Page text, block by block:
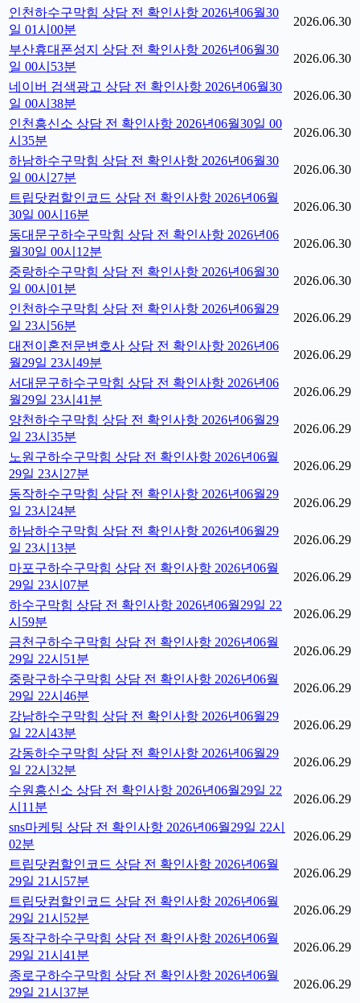
인천하수구막힘 상담 전 확인사항 2026년06월30
일 01시00분
2026.06.30
부산휴대폰성지 상담 전 확인사항 2026년06월30
일 00시53분
2026.06.30
네이버 검색광고 상담 전 확인사항 2026년06월30
일 00시38분
2026.06.30
인천흥신소 상담 전 확인사항 2026년06월30일 00
시35분
2026.06.30
하남하수구막힘 상담 전 확인사항 2026년06월30
일 00시27분
2026.06.30
트립닷컴할인코드 상담 전 확인사항 2026년06월
30일 00시16분
2026.06.30
동대문구하수구막힘 상담 전 확인사항 2026년06
월30일 00시12분
2026.06.30
중랑하수구막힘 상담 전 확인사항 2026년06월30
일 00시01분
2026.06.30
인천하수구막힘 상담 전 확인사항 2026년06월29
일 23시56분
2026.06.29
대전이혼전문변호사 상담 전 확인사항 2026년06
월29일 23시49분
2026.06.29
서대문구하수구막힘 상담 전 확인사항 2026년06
월29일 23시41분
2026.06.29
양천하수구막힘 상담 전 확인사항 2026년06월29
일 23시35분
2026.06.29
노원구하수구막힘 상담 전 확인사항 2026년06월
29일 23시27분
2026.06.29
동작하수구막힘 상담 전 확인사항 2026년06월29
일 23시24분
2026.06.29
하남하수구막힘 상담 전 확인사항 2026년06월29
일 23시13분
2026.06.29
마포구하수구막힘 상담 전 확인사항 2026년06월
29일 23시07분
2026.06.29
하수구막힘 상담 전 확인사항 2026년06월29일 22
시59분
2026.06.29
금천구하수구막힘 상담 전 확인사항 2026년06월
29일 22시51분
2026.06.29
중랑구하수구막힘 상담 전 확인사항 2026년06월
29일 22시46분
2026.06.29
강남하수구막힘 상담 전 확인사항 2026년06월29
일 22시43분
2026.06.29
강동하수구막힘 상담 전 확인사항 2026년06월29
일 22시32분
2026.06.29
수원흥신소 상담 전 확인사항 2026년06월29일 22
시11분
2026.06.29
sns마케팅 상담 전 확인사항 2026년06월29일 22시
02분
2026.06.29
트립닷컴할인코드 상담 전 확인사항 2026년06월
29일 21시57분
2026.06.29
트립닷컴할인코드 상담 전 확인사항 2026년06월
29일 21시52분
2026.06.29
동작구하수구막힘 상담 전 확인사항 2026년06월
29일 21시41분
2026.06.29
종로구하수구막힘 상담 전 확인사항 2026년06월
29일 21시37분
2026.06.29